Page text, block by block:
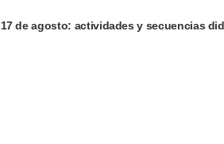
17 de agosto: actividades y secuencias